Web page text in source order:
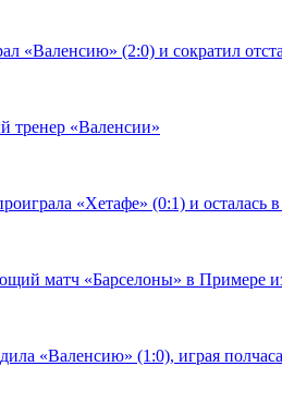
«Валенсию» (2:0) и сократил
тренер «Валенсии»
«Хетафе» (0:1) и осталась в
матч «Барселоны» в Примере
«Валенсию» (1:0), играя